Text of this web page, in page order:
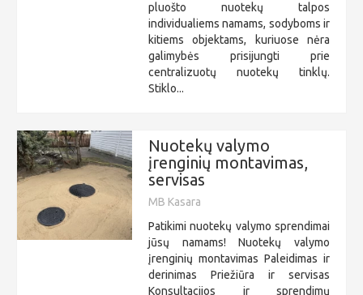
pluošto nuotekų talpos
individualiems namams, sodyboms ir
kitiems objektams, kuriuose nėra
galimybės prisijungti prie
centralizuotų nuotekų tinklų.
Stiklo...
Nuotekų valymo
įrenginių montavimas,
servisas
MB Kasara
Patikimi nuotekų valymo sprendimai
jūsų namams! Nuotekų valymo
įrenginių montavimas Paleidimas ir
derinimas Priežiūra ir servisas
Konsultacijos ir sprendimų